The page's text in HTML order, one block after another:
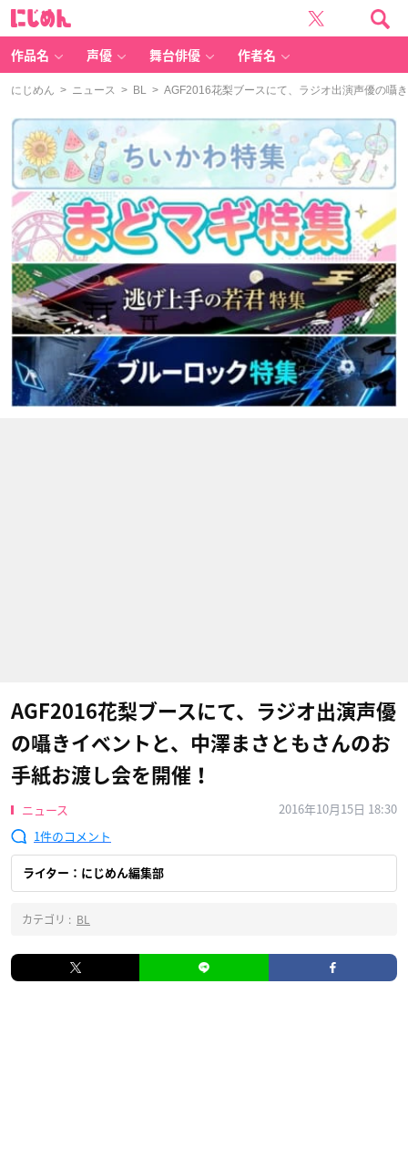
作品名 声優 舞台俳優 作者名
にじめん > ニュース > BL > AGF2016花梨ブースにて、ラジオ出演声優の囁
AGF2016花梨ブースにて、ラジオ出演声優
の囁きイベントと、中澤まさともさんのお
手紙お渡し会を開催！
ニュース
2016年10月15日 18:30
1
ライター：にじめん編集部
カテゴリ : BL